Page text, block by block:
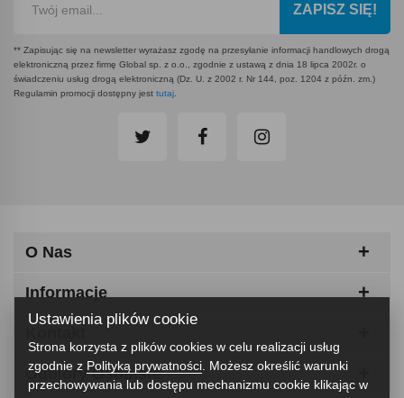
ZAPISZ SIĘ!
** Zapisując się na newsletter wyrażasz zgodę na przesyłanie informacji handlowych drogą
elektroniczną przez firmę Global sp. z o.o., zgodnie z ustawą z dnia 18 lipca 2002r. o
świadczeniu usług drogą elektroniczną (Dz. U. z 2002 r. Nr 144, poz. 1204 z późn. zm.)
Regulamin promocji dostępny jest tutaj
O Nas
Informacje
Odbiory Osobiste
Ustawienia plików cookie
Strona korzysta z plików cookies w celu realizacji usług
zgodnie z Polityką prywatności . Możesz określić warunki
przechowywania lub dostępu mechanizmu cookie klikając w